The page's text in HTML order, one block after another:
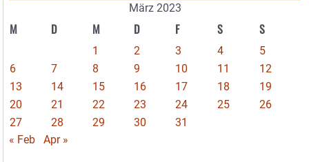
März 2023
M D M D F S S
1 2 3 4
5
6
7 8 9 10 11
12
13
14 15 16 17 18
19
20
21 22 23 24 25
26
27
28 29 30
31
« Feb
Apr »